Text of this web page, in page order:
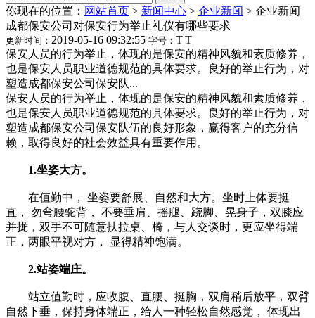
你现在的位置： 网站首页 > 新闻中心 > 企业新闻 > 企业新闻
成都保安公司对保安行为举止礼仪有哪些要求
更新时间： 2019-05-16 09:32:55 字号： T|T
保安人员的行为举止，体现的是保安的精神风貌和素质修养，
也是保安人员职业道德规范的具体要求。良好的举止行为，对
塑造成都保安公司保安队...
保安人员的行为举止，体现的是保安的精神风貌和素质修养，
也是保安人员职业道德规范的具体要求。良好的举止行为，对
塑造成都保安公司保安队伍的良好形象，赢得客户的充分信
赖，取得良好的社会效益具有重要作用。
1.坐姿大方。
在值勤中， 坐姿要舒展、自然和大方。坐时上体要挺
直， 勿弯腰驼背， 不要垂肩、摇腿、跷脚、晃身子，双膝应
并拢，双手不可随意扶拉桌、椅，与人交谈时，更应坐得端
正，两眼平视对方， 显得精神饱满。
2.站姿端庄。
站立值勤时，应收腹、直腰、挺胸，双肩稍后放平，双臂
自然下垂，保持身体端正，给人一种轻松自然感觉， 体现出